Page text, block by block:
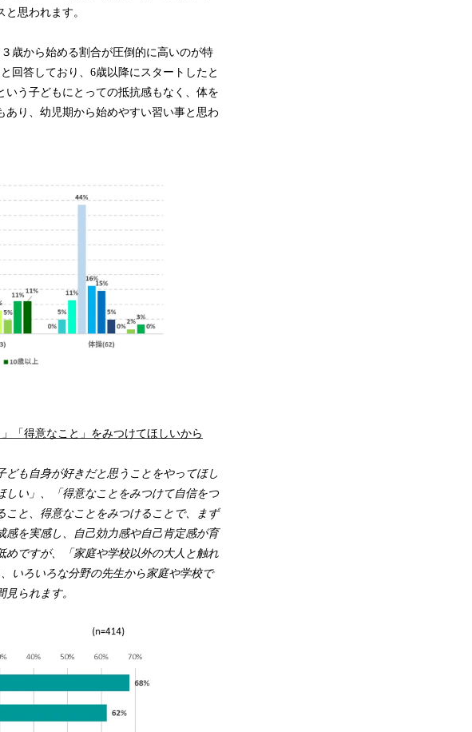
思われます。
歳から始める割合が圧倒的に高いのが特
回答しており、6歳以降にスタートしたと
う子どもにとっての抵抗感もなく、体を
り、幼児期から始めやすい習い事と思わ
「得意なこと」をみつけてほしいから
も自身が好きだと思うことをやってほし
しい」、「得意なことをみつけて自信をつ
と、得意なことをみつけることで、まず
を実感し、自己効力感や自己肯定感が育
めですが、「家庭や学校以外の大人と触れ
いろいろな分野の先生から家庭や学校で
られます。